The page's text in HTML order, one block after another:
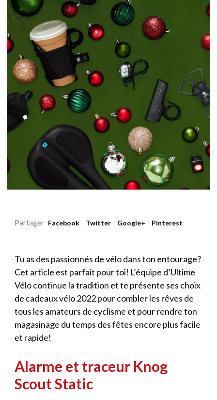
Partager Facebook Twitter Google+ Pinterest
Tu as des passionnés de vélo dans ton entourage?
Cet article est parfait pour toi! L’équipe d’Ultime
Vélo continue la tradition et te présente ses choix
de cadeaux vélo 2022 pour combler les rêves de
tous les amateurs de cyclisme et pour rendre ton
magasinage du temps des fêtes encore plus facile
et rapide!
Alarme et traceur Knog
Scout Static